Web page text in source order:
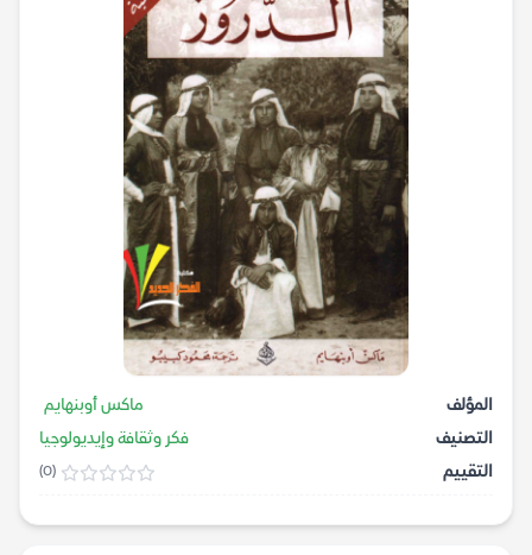
المؤلف
ماكس أوبنهايم
التصنيف
فكر وثقافة وإيديولوجيا
التقييم
(0)